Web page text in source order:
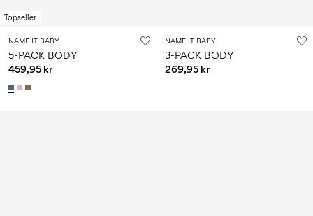
Topseller
NAME IT BABY
5-PACK BODY
459,95 kr
NAME IT BABY
3-PACK BODY
269,95 kr